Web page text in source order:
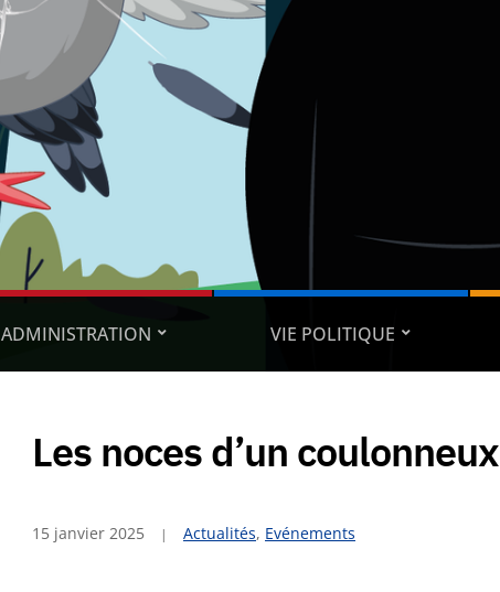
ADMINISTRATION VIE POLITIQUE
Les noces d’un coulonneux
15 janvier 2025 Actualités, Evénements